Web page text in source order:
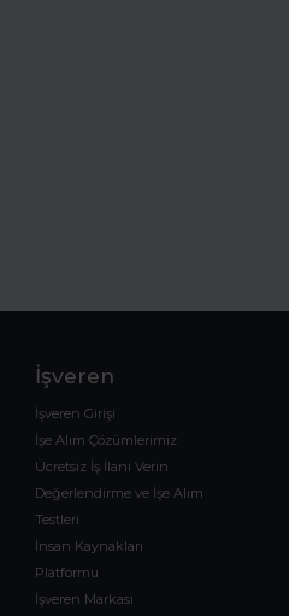
İşveren
İşveren Girişi
İşe Alım Çözümlerimiz
Ücretsiz İş İlanı Verin
Değerlendirme ve İşe Alım
Testleri
İnsan Kaynakları
Platformu
İşveren Markası